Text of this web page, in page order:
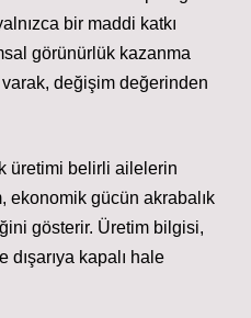
bir maddi katkı
görünürlük kazanma
varak, değişim değerinden
üretimi belirli ailelerin
ekonomik gücün akrabalık
gösterir. Üretim bilgisi,
dışarıya kapalı hale